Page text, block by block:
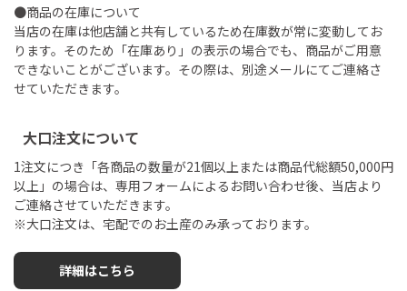
●商品の在庫について
当店の在庫は他店舗と共有しているため在庫数が常に変動してお
ります。そのため「在庫あり」の表示の場合でも、商品がご用意
できないことがございます。その際は、別途メールにてご連絡さ
せていただきます。
大口注文について
1注文につき「各商品の数量が21個以上または商品代総額50,000円
以上」の場合は、専用フォームによるお問い合わせ後、当店より
ご連絡させていただきます。
※大口注文は、宅配でのお土産のみ承っております。
詳細はこちら